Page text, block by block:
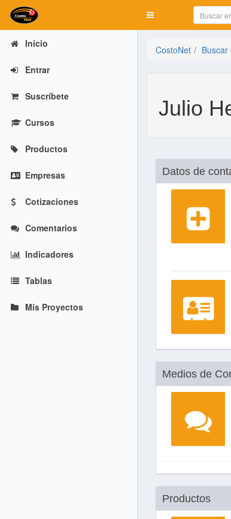
Mostrar menú
Inicio
Entrar
Suscríbete
Cursos
Productos
Empresas
Cotizaciones
Comentarios
Indicadores
Tablas
Mis Proyectos
CostoNet
Julio
Datos de
Medios de
Productos